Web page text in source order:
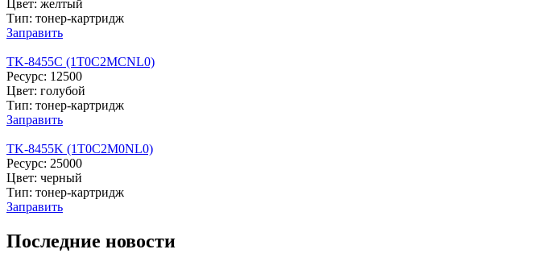
Цвет: желтый
Тип: тонер-картридж
Заправить
TK-8455C (1T0C2MCNL0)
Ресурс: 12500
Цвет: голубой
Тип: тонер-картридж
Заправить
TK-8455K (1T0C2M0NL0)
Ресурс: 25000
Цвет: черный
Тип: тонер-картридж
Заправить
Последние новости